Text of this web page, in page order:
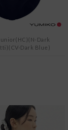
Dark
Dark Blue)